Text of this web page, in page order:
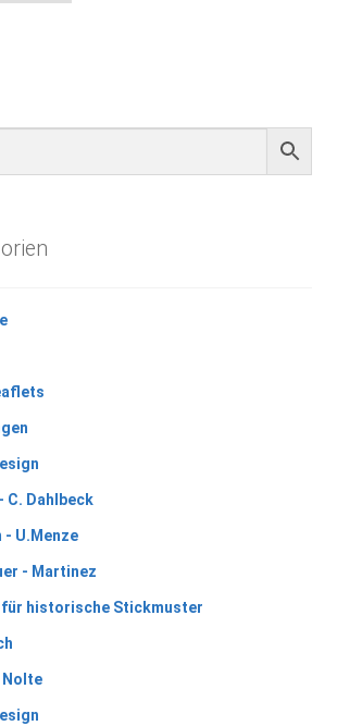
C. Dahlbeck
U.Menze
- Martinez
historische Stickmuster
Nolte